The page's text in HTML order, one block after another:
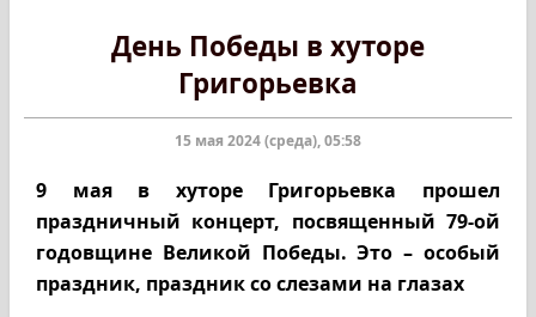
День Победы в хуторе
Григорьевка
15 мая 2024 (среда), 05:58
9 мая в хуторе Григорьевка прошел
праздничный концерт, посвященный 79-ой
годовщине Великой Победы. Это – особый
праздник, праздник со слезами на глазах